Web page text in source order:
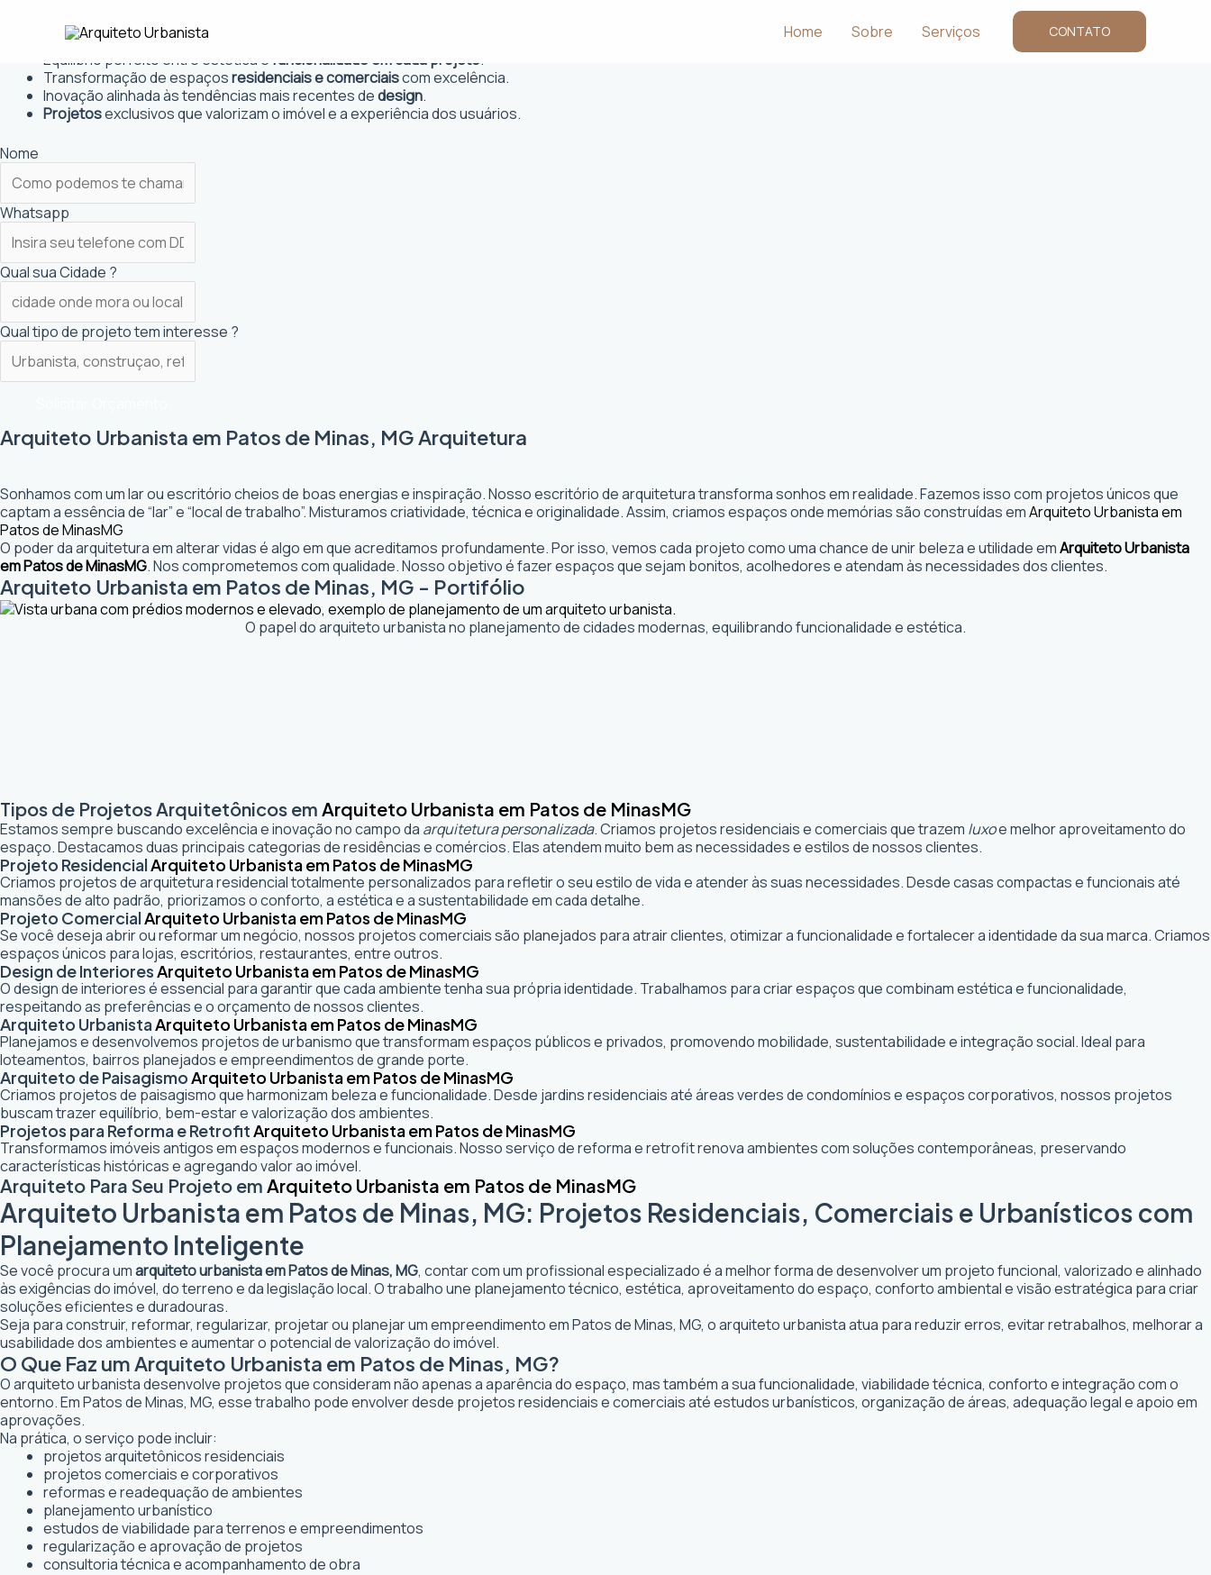
conteúdo
Home Sobre Serviços CONTATO
Projetos personalizados
Equilíbrio perfeito entre estética e funcionalidade em cada projeto.
Transformação de espaçosresidenciais e comerciaiscom excelência.
Inovação alinhada às tendências mais recentes dedesign.
Projetosexclusivos que valorizam o imóvel e a experiência dos usuários.
Nome
Whatsapp
Qual sua Cidade ?
Qual tipo de projeto tem interesse ?
Arquiteto Urbanista em Patos de Minas, MG Arquitetura
Sonhamos com um lar ou escritório cheios de boas energias e inspiração. Nosso escritório de arquitetura transforma sonhos em realidade. Fazemos isso com projetos únicos que
captam a essência de “lar” e “local de trabalho”. Misturamos criatividade, técnica e originalidade. Assim, criamos espaços onde memórias são construídas emArquiteto Urbanista em
Patos de MinasMG
O poder da arquitetura em alterar vidas é algo em que acreditamos profundamente. Por isso, vemos cada projeto como uma chance de unir beleza e utilidade emArquiteto Urbanista
em Patos de MinasMG. Nos comprometemos com qualidade. Nosso objetivo é fazer espaços que sejam bonitos, acolhedores e atendam às necessidades dos clientes.
Arquiteto Urbanista em Patos de Minas, MG - Portifólio
O papel do arquiteto urbanista no planejamento de cidades modernas, equilibrando funcionalidade e estética.
Tipos de Projetos Arquitetônicos em Arquiteto Urbanista em Patos de MinasMG
Estamos sempre buscando excelência e inovação no campo da arquitetura personalizada. Criamos projetos residenciais e comerciais que trazem luxoe melhor aproveitamento do
espaço. Destacamos duas principais categorias de residências e comércios. Elas atendem muito bem as necessidades e estilos de nossos clientes.
Projeto ResidencialArquiteto Urbanista em Patos de MinasMG
Criamos projetos de arquitetura residencial totalmente personalizados para refletir o seu estilo de vida e atender às suas necessidades. Desde casas compactas e funcionais até
mansões de alto padrão, priorizamos o conforto, a estética e a sustentabilidade em cada detalhe.
Projeto ComercialArquiteto Urbanista em Patos de MinasMG
Se você deseja abrir ou reformar um negócio, nossos projetos comerciais são planejados para atrair clientes, otimizar a funcionalidade e fortalecer a identidade da sua marca. Criamos
espaços únicos para lojas, escritórios, restaurantes, entre outros.
Design de InterioresArquiteto Urbanista em Patos de MinasMG
O design de interiores é essencial para garantir que cada ambiente tenha sua própria identidade. Trabalhamos para criar espaços que combinam estética e funcionalidade,
respeitando as preferências e o orçamento de nossos clientes.
Arquiteto UrbanistaArquiteto Urbanista em Patos de MinasMG
Planejamos e desenvolvemos projetos de urbanismo que transformam espaços públicos e privados, promovendo mobilidade, sustentabilidade e integração social. Ideal para
loteamentos, bairros planejados e empreendimentos de grande porte.
Arquiteto de PaisagismoArquiteto Urbanista em Patos de MinasMG
Criamos projetos de paisagismo que harmonizam beleza e funcionalidade. Desde jardins residenciais até áreas verdes de condomínios e espaços corporativos, nossos projetos
buscam trazer equilíbrio, bem-estar e valorização dos ambientes.
Projetos para Reforma e RetrofitArquiteto Urbanista em Patos de MinasMG
Transformamos imóveis antigos em espaços modernos e funcionais. Nosso serviço de reforma e retrofit renova ambientes com soluções contemporâneas, preservando
características históricas e agregando valor ao imóvel.
Arquiteto Para Seu Projeto em Arquiteto Urbanista em Patos de MinasMG
Arquiteto Urbanista em Patos de Minas, MG: Projetos Residenciais, Comerciais e Urbanísticos com
Planejamento Inteligente
Se você procura umarquiteto urbanista em Patos de Minas, MG, contar com um profissional especializado é a melhor forma de desenvolver um projeto funcional, valorizado e alinhado
às exigências do imóvel, do terreno e da legislação local. O trabalho une planejamento técnico, estética, aproveitamento do espaço, conforto ambiental e visão estratégica para criar
soluções eficientes e duradouras.
Seja para construir, reformar, regularizar, projetar ou planejar um empreendimento em Patos de Minas, MG, o arquiteto urbanista atua para reduzir erros, evitar retrabalhos, melhorar a
usabilidade dos ambientes e aumentar o potencial de valorização do imóvel.
O Que Faz um Arquiteto Urbanista em Patos de Minas, MG?
O arquiteto urbanista desenvolve projetos que consideram não apenas a aparência do espaço, mas também a sua funcionalidade, viabilidade técnica, conforto e integração com o
entorno. Em Patos de Minas, MG, esse trabalho pode envolver desde projetos residenciais e comerciais até estudos urbanísticos, organização de áreas, adequação legal e apoio em
aprovações.
Na prática, o serviço pode incluir:
projetos arquitetônicos residenciais
projetos comerciais e corporativos
reformas e readequação de ambientes
planejamento urbanístico
estudos de viabilidade para terrenos e empreendimentos
regularização e aprovação de projetos
consultoria técnica e acompanhamento de obra